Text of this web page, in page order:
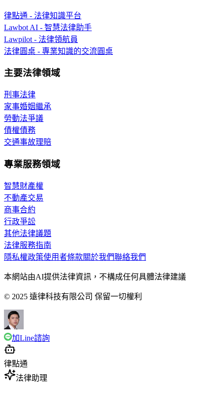
律點通 - 法律知識平台
Lawbot AI - 智慧法律助手
Lawpilot - 法律領航員
法律圓桌 - 專業知識的交流圓桌
主要法律領域
刑事法律
家事婚姻繼承
勞動法爭議
債權債務
交通事故理賠
專業服務領域
智慧財產權
不動產交易
商事合約
行政爭訟
其他法律議題
法律服務指南
隱私權政策使用者條款關於我們聯絡我們
本網站由AI提供法律資訊，不構成任何具體法律建議
© 2025 遠律科技有限公司 保留一切權利
加Line諮詢
律點通
法律助理